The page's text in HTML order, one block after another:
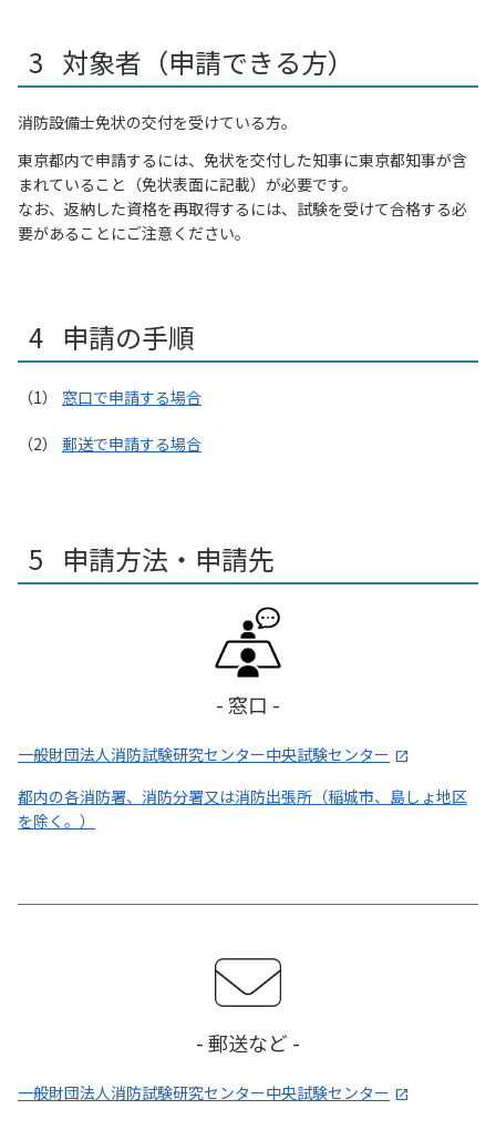
対象者（申請できる方）
消防設備士免状の交付を受けている方。
東京都内で申請するには、免状を交付した知事に東京都知事が含
まれていること（免状表面に記載）が必要です。
なお、返納した資格を再取得するには、試験を受けて合格する必
要があることにご注意ください。
申請の手順
窓口で申請する場合
郵送で申請する場合
申請方法・申請先
- 窓口 -
一般財団法人消防試験研究センター中央試験センター
都内の各消防署、消防分署又は消防出張所（稲城市、島しょ地区
を除く。）
- 郵送など -
一般財団法人消防試験研究センター中央試験センター